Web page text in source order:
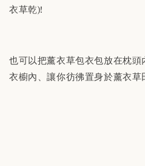
衣草乾)!
也可以把薰衣草包衣包放在枕
衣櫥內、讓你彷彿置身於薰衣草